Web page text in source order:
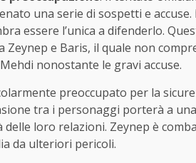
una serie di sospetti e
essere l’unica a difenderlo.
e Baris, il quale non
nonostante le gravi accuse.
preoccupato per la
tra i personaggi porterà a
loro relazioni. Zeynep è
da ulteriori pericoli.